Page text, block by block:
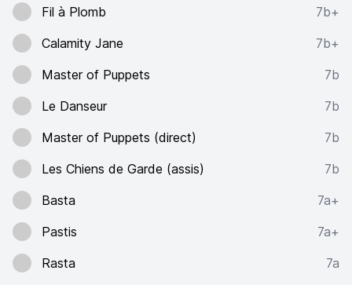
Fil à Plomb
7b+
Calamity Jane
7b+
Master of Puppets
7b
Le Danseur
7b
Master of Puppets (direct)
7b
Les Chiens de Garde (assis)
7b
Basta
7a+
Pastis
7a+
Rasta
7a